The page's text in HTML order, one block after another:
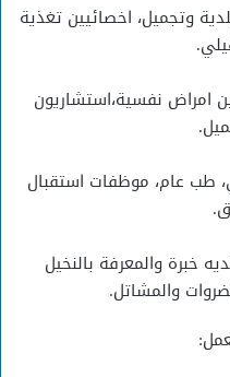
وتجميل، اخصائيين تغذية
امراض نفسية،استشاريون
طب عام، موظفات استقبال
خبرة والمعرفة بالنخيل
والمشاتل.